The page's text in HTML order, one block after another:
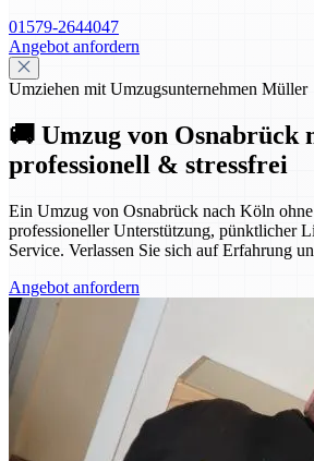
01579-2644047
Angebot anfordern
Umziehen mit Umzugsunternehmen Müller
🚚 Umzug von Osnabrück
professionell & stressfrei
Ein Umzug von Osnabrück nach Köln
professioneller Unterstützung, pünktlicher
Service. Verlassen Sie sich auf Erfahrung
Angebot anfordern